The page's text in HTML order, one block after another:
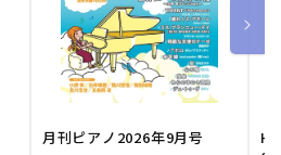
月刊ピアノ2026年9月号